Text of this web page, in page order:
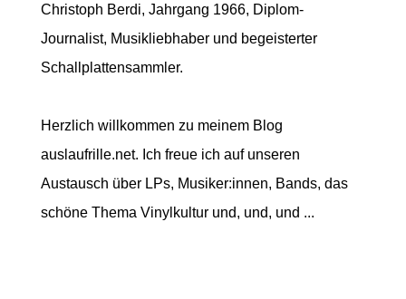
Christoph Berdi, Jahrgang 1966, Diplom-
Journalist, Musikliebhaber und begeisterter
Schallplattensammler.
Herzlich willkommen zu meinem Blog
auslaufrille.net. Ich freue ich auf unseren
Austausch über LPs, Musiker:innen, Bands, das
schöne Thema Vinylkultur und, und, und ...